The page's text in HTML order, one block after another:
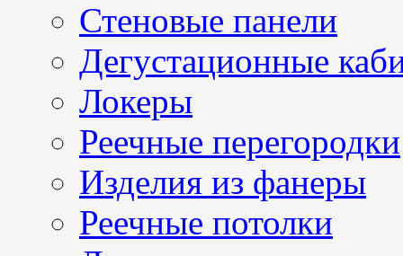
Стеновые панели
Дегустационные
Локеры
Реечные перегородки
Изделия из фанеры
Реечные потолки